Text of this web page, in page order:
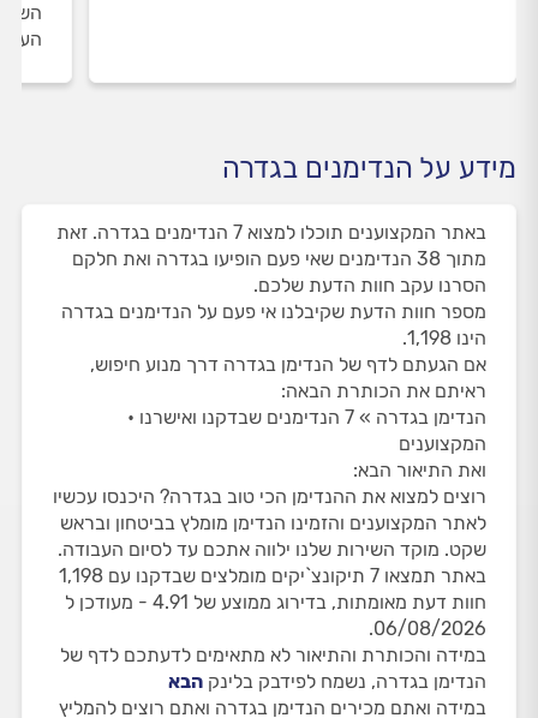
מידע על הנדימנים בגדרה
באתר המקצוענים תוכלו למצוא 7 הנדימנים בגדרה. זאת
מתוך 38 הנדימנים שאי פעם הופיעו בגדרה ואת חלקם
הסרנו עקב חוות הדעת שלכם.
מספר חוות הדעת שקיבלנו אי פעם על הנדימנים בגדרה
הינו 1,198.
אם הגעתם לדף של הנדימן בגדרה דרך מנוע חיפוש,
ראיתם את הכותרת הבאה:
הנדימן בגדרה » 7 הנדימנים שבדקנו ואישרנו •
המקצוענים
ואת התיאור הבא:
רוצים למצוא את ההנדימן הכי טוב בגדרה? היכנסו עכשיו
לאתר המקצוענים והזמינו הנדימן מומלץ בביטחון ובראש
שקט. מוקד השירות שלנו ילווה אתכם עד לסיום העבודה.
באתר תמצאו 7 תיקונצ`יקים מומלצים שבדקנו עם 1,198
חוות דעת מאומתות, בדירוג ממוצע של 4.91 - מעודכן ל
06/08/2026.
במידה והכותרת והתיאור לא מתאימים לדעתכם לדף של
הנדימן בגדרה, נשמח לפידבק בלינק הבא
במידה ואתם מכירים הנדימן בגדרה ואתם רוצים להמליץ